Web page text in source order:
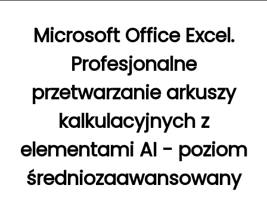
Microsoft Office Excel.
Profesjonalne
przetwarzanie arkuszy
kalkulacyjnych z
elementami AI - poziom
średniozaawansowany